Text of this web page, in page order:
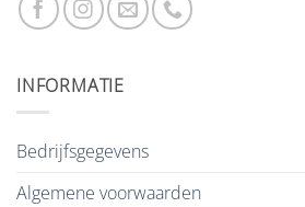
INFORMATIE
Bedrijfsgegevens
Algemene voorwaarden